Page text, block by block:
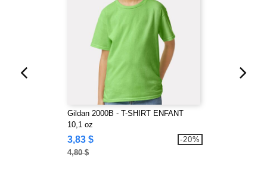
Gildan 2000B - T-SHIRT ENFANT
10,1 oz
3,83 $
4,80 $
-20%